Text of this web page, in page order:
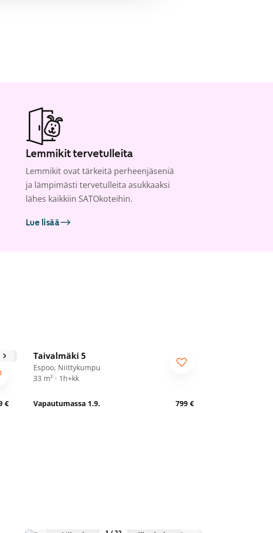
Lemmikit tervetulleita
Lemmikit ovat tärkeitä perheenjäseniä
ja lämpimästi tervetulleita asukkaaksi
lähes kaikkiin SATOkoteihin.
Lue lisää
€
Taivalmäki 5
Espoo, Niittykumpu
33 m² · 1h+kk
Vapautumassa 1.9. 799 €